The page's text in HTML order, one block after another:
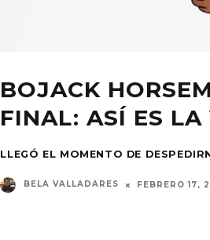
BOJACK
FINAL: ASÍ ES
LLEGÓ EL MOMENTO DE
BELA VALLADARES FEBRERO 17,